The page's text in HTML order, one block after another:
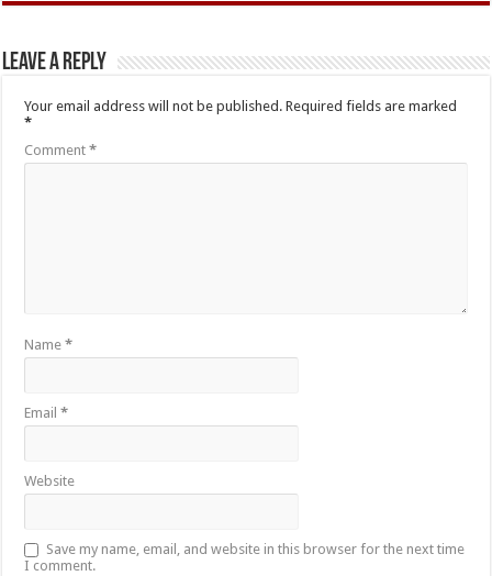
Leave a Reply
Your email address will not be published. Required fields are marked
*
Comment*
Name*
Email*
Website
Save my name, email, and website in this browser for the next time
I comment.